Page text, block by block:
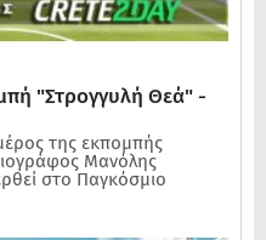
"Στρογγυλή Θεά" -
της εκπομπής
Μανόλης
στο Παγκόσμιο